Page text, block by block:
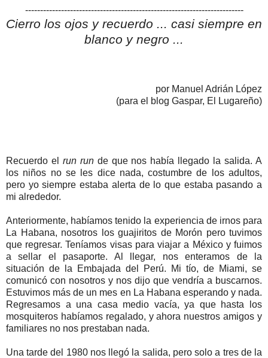
-------------------------------------------------------------------------
Cierro los ojos y recuerdo ... casi siempre en
blanco y negro ...
por Manuel Adrián López
(para el blog Gaspar, El Lugareño)
Recuerdo el run runde que nos había llegado la salida. A
los niños no se les dice nada, costumbre de los adultos,
pero yo siempre estaba alerta de lo que estaba pasando a
mi alrededor.
Anteriormente, habíamos tenido la experiencia de irnos para
La Habana, nosotros los guajiritos de Morón pero tuvimos
que regresar. Teníamos visas para viajar a México y fuimos
a sellar el pasaporte. Al llegar, nos enteramos de la
situación de la Embajada del Perú. Mi tío, de Miami, se
comunicó con nosotros y nos dijo que vendría a buscarnos.
Estuvimos más de un mes en La Habana esperando y nada.
Regresamos a una casa medio vacía, ya que hasta los
mosquiteros habíamos regalado, y ahora nuestros amigos y
familiares no nos prestaban nada.
Una tarde del 1980 nos llegó la salida, pero solo a tres de la